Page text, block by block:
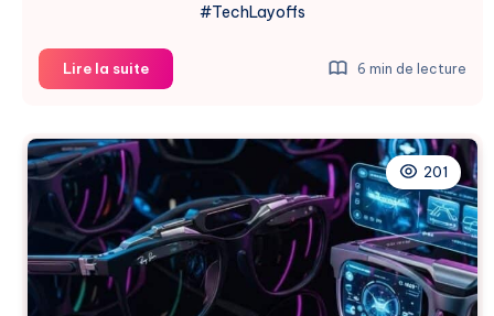
#TechLayoffs
Lire la suiteMeta
Supprime
de
Reality
Labs
en
2026
6 min de lecture
201